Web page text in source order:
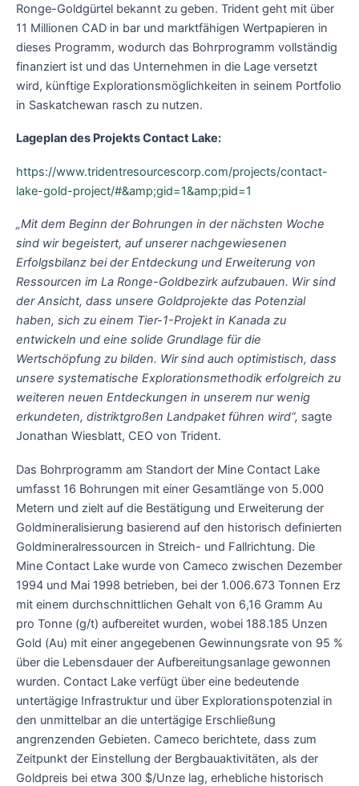
Ronge-Goldgürtel bekannt zu geben. Trident geht mit über
11 Millionen CAD in bar und marktfähigen Wertpapieren in
dieses Programm, wodurch das Bohrprogramm vollständig
finanziert ist und das Unternehmen in die Lage versetzt
wird, künftige Explorationsmöglichkeiten in seinem Portfolio
in Saskatchewan rasch zu nutzen.
Lageplan des Projekts Contact Lake:
https://www.tridentresourcescorp.com/projects/contact-
lake-gold-project/#&amp;gid=1&amp;pid=1
„Mit dem Beginn der Bohrungen in der nächsten Woche
sind wir begeistert, auf unserer nachgewiesenen
Erfolgsbilanz bei der Entdeckung und Erweiterung von
Ressourcen im La Ronge-Goldbezirk aufzubauen. Wir sind
der Ansicht, dass unsere Goldprojekte das Potenzial
haben, sich zu einem Tier-1-Projekt in Kanada zu
entwickeln und eine solide Grundlage für die
Wertschöpfung zu bilden. Wir sind auch optimistisch, dass
unsere systematische Explorationsmethodik erfolgreich zu
weiteren neuen Entdeckungen in unserem nur wenig
erkundeten, distriktgroßen Landpaket führen wird“, sagte
Jonathan Wiesblatt, CEO von Trident.
Das Bohrprogramm am Standort der Mine Contact Lake
umfasst 16 Bohrungen mit einer Gesamtlänge von 5.000
Metern und zielt auf die Bestätigung und Erweiterung der
Goldmineralisierung basierend auf den historisch definierten
Goldmineralressourcen in Streich- und Fallrichtung. Die
Mine Contact Lake wurde von Cameco zwischen Dezember
1994 und Mai 1998 betrieben, bei der 1.006.673 Tonnen Erz
mit einem durchschnittlichen Gehalt von 6,16 Gramm Au
pro Tonne (g/t) aufbereitet wurden, wobei 188.185 Unzen
Gold (Au) mit einer angegebenen Gewinnungsrate von 95 %
über die Lebensdauer der Aufbereitungsanlage gewonnen
wurden. Contact Lake verfügt über eine bedeutende
untertägige Infrastruktur und über Explorationspotenzial in
den unmittelbar an die untertägige Erschließung
angrenzenden Gebieten. Cameco berichtete, dass zum
Zeitpunkt der Einstellung der Bergbauaktivitäten, als der
Goldpreis bei etwa 300 $/Unze lag, erhebliche historisch